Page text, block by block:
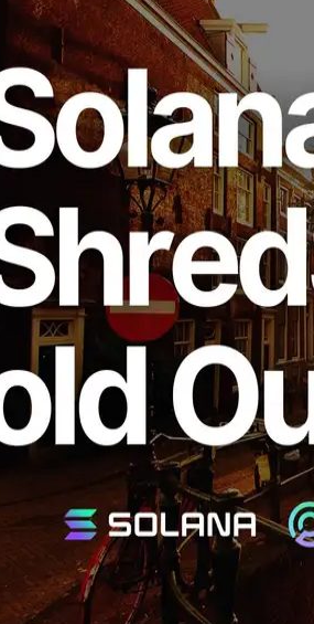
部：荷蘭阿姆斯特丹；CEO：
Validators DAO 宣佈，繼法蘭克福和紐
「Metal Ryzen」及裸金屬伺
）在阿姆斯特丹也於短期內售罄。
斯特丹為何快速售罄
Solutions
的資料中心樞紐之一，集中了主要 IX
的 Solana 驗證者位於阿姆斯特丹，
由於每五個驗證者中就有一個在這些
者在附近的機率也約為五分之一。
交付。已切換至批次採購模式。強烈建
https://dashboard.erpc.global/en